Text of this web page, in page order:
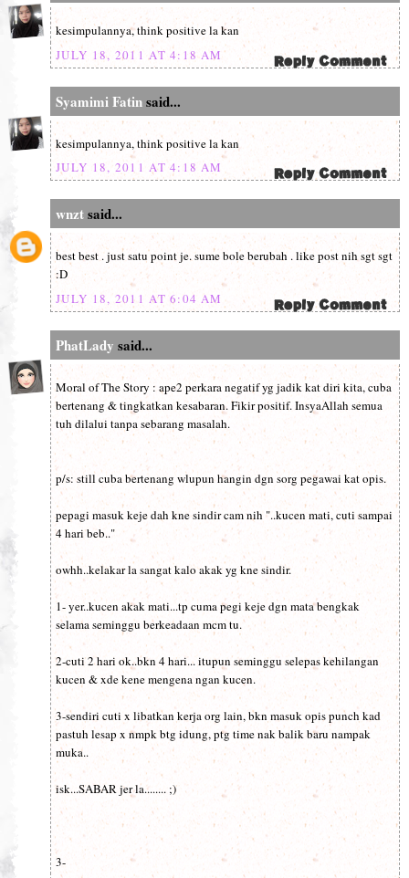
kesimpulannya, think positive la kan
JULY 18, 2011 AT 4:18 AM
Syamimi Fatinsaid...
kesimpulannya, think positive la kan
JULY 18, 2011 AT 4:18 AM
wnztsaid...
best best . just satu point je. sume bole berubah . like post nih sgt sgt
:D
JULY 18, 2011 AT 6:04 AM
PhatLady said...
Moral of The Story : ape2 perkara negatif yg jadik kat diri kita, cuba
bertenang & tingkatkan kesabaran. Fikir positif. InsyaAllah semua
tuh dilalui tanpa sebarang masalah.
p/s: still cuba bertenang wlupun hangin dgn sorg pegawai kat opis.
pepagi masuk keje dah kne sindir cam nih "..kucen mati, cuti sampai
4 hari beb.."
owhh..kelakar la sangat kalo akak yg kne sindir.
1- yer..kucen akak mati...tp cuma pegi keje dgn mata bengkak
selama seminggu berkeadaan mcm tu.
2-cuti 2 hari ok..bkn 4 hari... itupun seminggu selepas kehilangan
kucen & xde kene mengena ngan kucen.
3-sendiri cuti x libatkan kerja org lain, bkn masuk opis punch kad
pastuh lesap x nmpk btg idung, ptg time nak balik baru nampak
muka..
isk...SABAR jer la........ ;)
3-